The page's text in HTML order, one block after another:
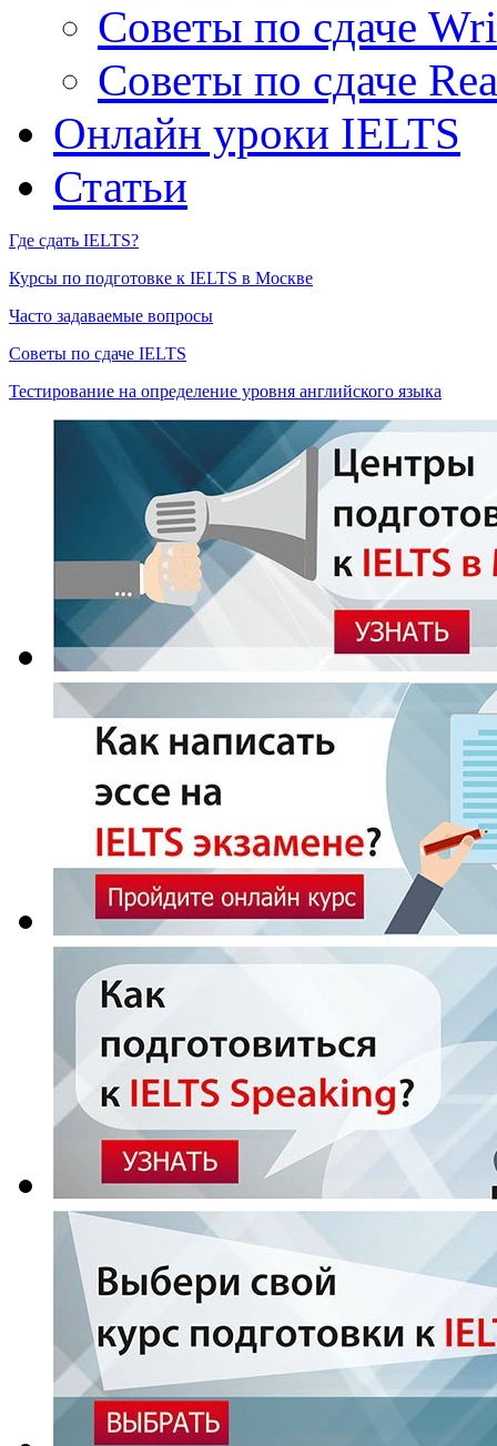
Советы по сдаче
Советы по сдаче
Онлайн уроки IELTS
Статьи
Где сдать IELTS?
Курсы по подготовке к IELTS в Москве
Часто задаваемые вопросы
Советы по сдаче IELTS
Тестирование на определение уровня английского языка